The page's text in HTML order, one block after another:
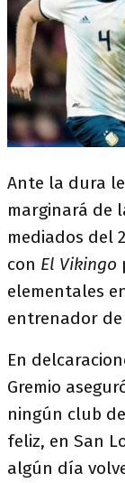
Ante la dura
marginará de
mediados del
con El Vikingo
elementales
entrenador
En
Gremio
ningún club
feliz, en San
algún día